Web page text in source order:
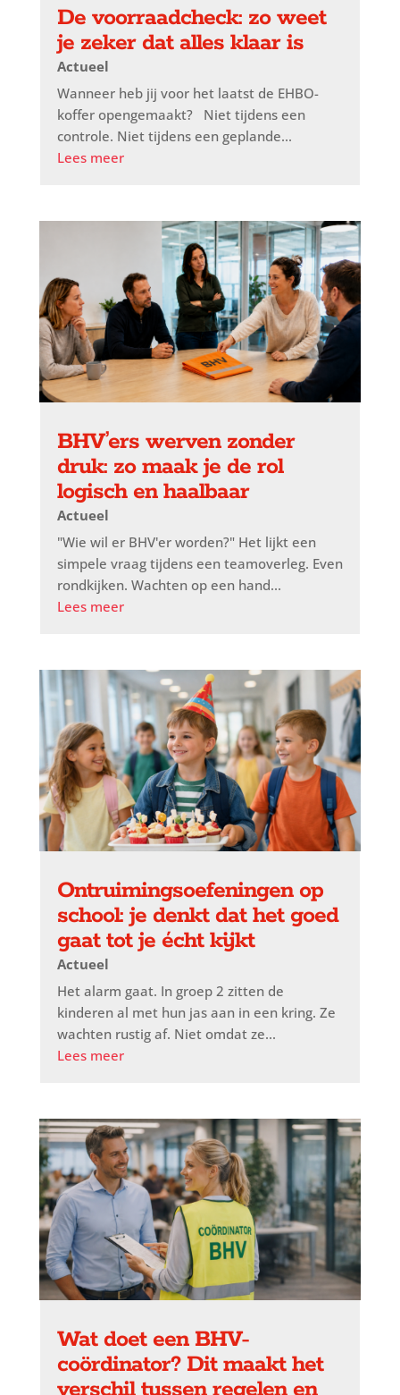
De voorraadcheck: zo weet
je zeker dat alles klaar is
Actueel
Wanneer heb jij voor het laatst de EHBO-
koffer opengemaakt? Niet tijdens een
controle. Niet tijdens een geplande...
Lees meer
BHV’ers werven zonder
druk: zo maak je de rol
logisch en haalbaar
Actueel
"Wie wil er BHV'er worden?" Het lijkt een
simpele vraag tijdens een teamoverleg. Even
rondkijken. Wachten op een hand...
Lees meer
Ontruimingsoefeningen op
school: je denkt dat het goed
gaat tot je écht kijkt
Actueel
Het alarm gaat. In groep 2 zitten de
kinderen al met hun jas aan in een kring. Ze
wachten rustig af. Niet omdat ze...
Lees meer
Wat doet een BHV-
coördinator? Dit maakt het